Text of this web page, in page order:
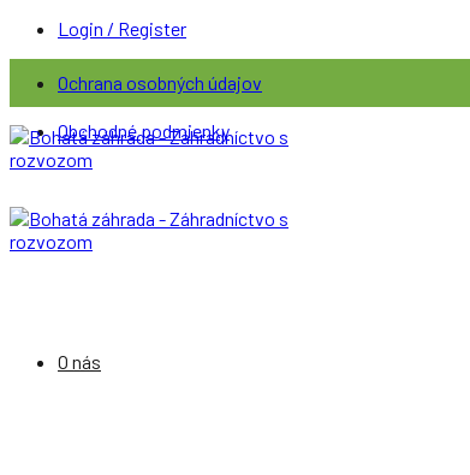
Login / Register
Ochrana osobných údajov
Obchodné podmienky
O nás